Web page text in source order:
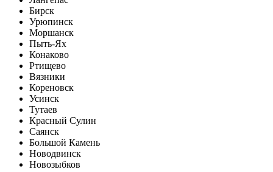
Бирск
Урюпинск
Моршанск
Пыть-Ях
Конаково
Ртищево
Вязники
Кореновск
Усинск
Тутаев
Красный Сулин
Саянск
Большой Камень
Новодвинск
Новозыбков